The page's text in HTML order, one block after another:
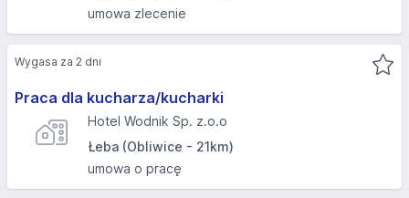
umowa zlecenie
Praca dla kucharza/kucharki
Hotel Wodnik Sp. z.o.o
Łeba (Obliwice - 21km)
umowa o pracę
Wygasa za 2 dni